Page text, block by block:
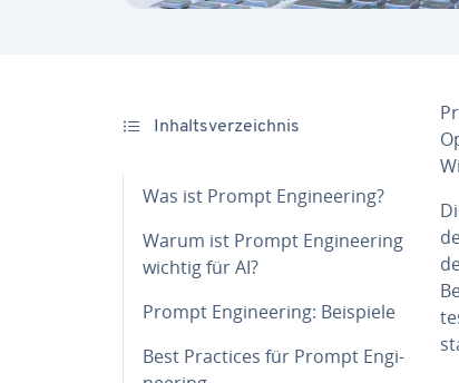
In­halts­ver­zeich­nis
Was ist Prompt En­gi­nee­ring?
Warum ist Prompt En­gi­nee­ring
wichtig für AI?
Prompt En­gi­nee­ring: Beispiele
Best Practices für Prompt En­gi­